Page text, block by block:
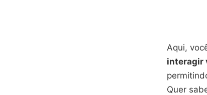
Aqui,
interagir
Quer